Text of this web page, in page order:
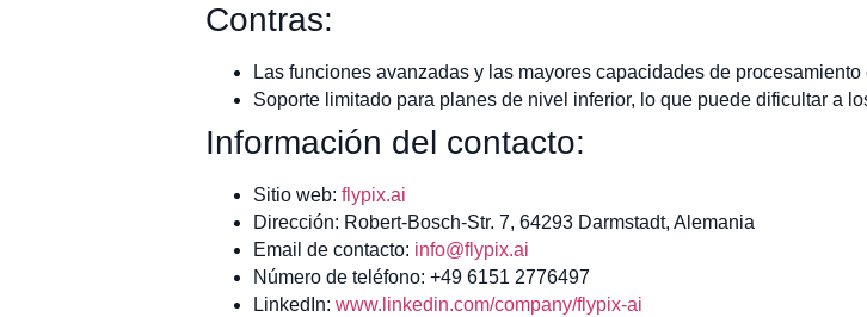
Contras:
Las funciones avanzadas y las mayores capacidades de
Soporte limitado para planes de nivel inferior, lo que puede dificultar a
Información del contacto:
Sitio web: flypix.ai
Dirección: Robert-Bosch-Str. 7, 64293 Darmstadt, Alemania
Email de contacto: info@flypix.ai
Número de teléfono: +49 6151 2776497
LinkedIn: www.linkedin.com/company/flypix-ai